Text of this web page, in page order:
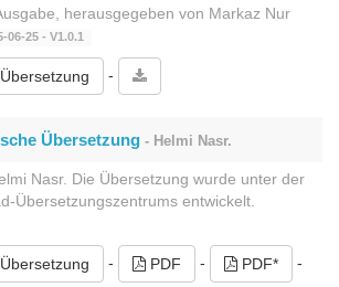
herausgegeben von Markaz Nur
06-25 - V1.0.1
-
Übersetzung - Helmi Nasr.
Nasr. Die Übersetzung wurde unter der
Übersetzungszentrums entwickelt.
- PDF - PDF* -